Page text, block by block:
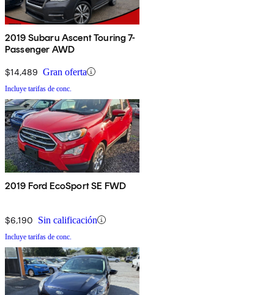
2019 Subaru Ascent Touring 7-
Passenger AWD
$14,489 Gran oferta
Incluye tarifas de conc.
2019 Ford EcoSport SE FWD
$6,190 Sin calificación
Incluye tarifas de conc.